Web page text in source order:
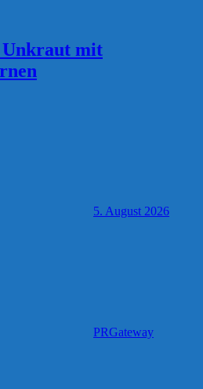
mit
5. August 2026
PRGateway